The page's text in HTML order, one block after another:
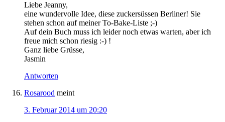
Liebe Jeanny,
eine wundervolle Idee, diese zuckersüssen Berliner! Sie
stehen schon auf meiner To-Bake-Liste ;-)
Auf dein Buch muss ich leider noch etwas warten, aber ich
freue mich schon riesig :-) !
Ganz liebe Grüsse,
Jasmin
Antworten
Rosarood meint
3. Februar 2014 um 20:20